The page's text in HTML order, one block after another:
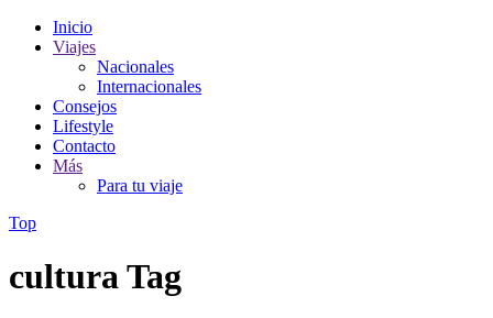
Inicio
Viajes
Nacionales
Internacionales
Consejos
Lifestyle
Contacto
Más
Para tu viaje
Top
cultura Tag